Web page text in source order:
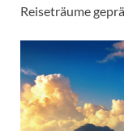
Reiseträume